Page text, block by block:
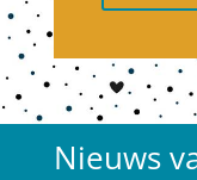
Nieuws